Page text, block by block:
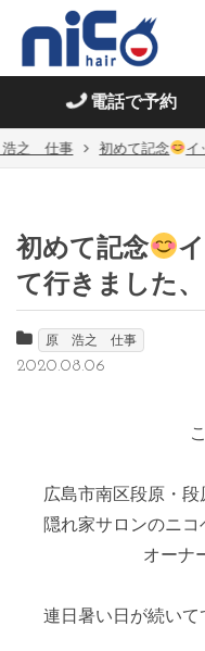
電話で予約
之 仕事 初めて記念 イ
初めて記念
て行きました、
原 浩之 仕事
2020.08.06
広島市南区段原・段
隠れ家サロンのニ
オーナ
連日暑い日が続い